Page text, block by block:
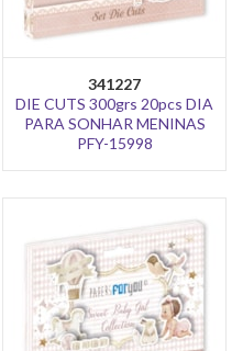
341227
DIE CUTS 300grs 20pcs DIA
PARA SONHAR MENINAS
PFY-15998